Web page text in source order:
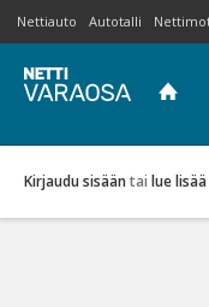
Nettiauto Autotalli
Kirjaudu sisään tai lue